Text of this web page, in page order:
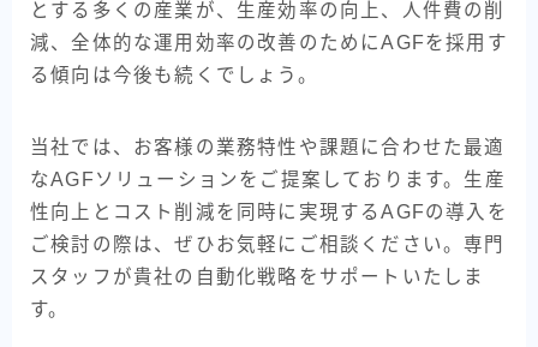
とする多くの産業が、生産効率の向上、人件費の削
減、全体的な運用効率の改善のためにAGFを採用す
る傾向は今後も続くでしょう。
当社では、お客様の業務特性や課題に合わせた最適
なAGFソリューションをご提案しております。生産
性向上とコスト削減を同時に実現するAGFの導入を
ご検討の際は、ぜひお気軽にご相談ください。専門
スタッフが貴社の自動化戦略をサポートいたしま
す。